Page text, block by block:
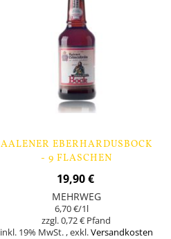
AALENER EBERHARDUSBOCK
- 9 FLASCHEN
19,90 €
MEHRWEG
6,70 €/1l
0,72 €
inkl. 19% MwSt. ,exkl.Versandkosten